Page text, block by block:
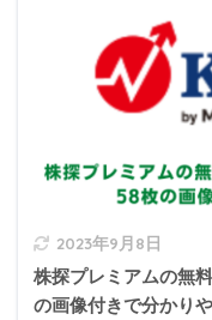
対象者
相続人が直系尊属
2023年9月8日
株探プレミアムの無
の画像付きで分かり